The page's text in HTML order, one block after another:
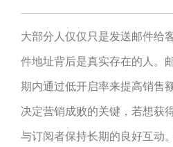
大部分人仅仅只是发送邮件给
件地址背后是真实存在的人。
期内通过低开启率来提高销售
决定营销成败的关键，若想获
与订阅者保持长期的良好互动